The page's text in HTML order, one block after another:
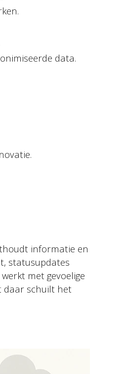
data.
informatie en
statusupdates
met gevoelige
daar schuilt het